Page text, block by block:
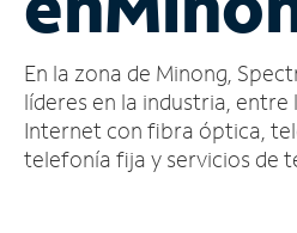
cuenta
Encuentra
una
tienda
En la zona de Minong,
líderes en la industria, entre
Internet con fibra óptica,
telefonía fija y servicios de